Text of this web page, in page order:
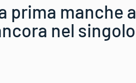
prima manche a
nel singolo